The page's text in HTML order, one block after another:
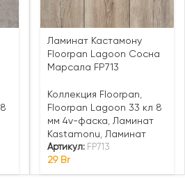
Ламинат Кастамону
Floorpan Lagoon Сосна
Марсала FP713
Коллекция Floorpan,
Floorpan Lagoon 33 кл 8
мм 4v-фаска, Ламинат
Kastamonu, Ламинат
Артикул: FP713
29 Br